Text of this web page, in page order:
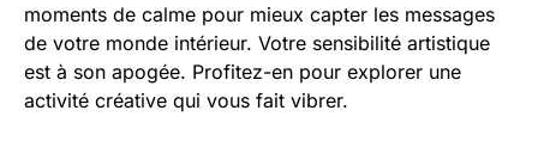
moments de calme pour mieux capter les messages
de votre monde intérieur. Votre sensibilité artistique
est à son apogée. Profitez-en pour explorer une
activité créative qui vous fait vibrer.